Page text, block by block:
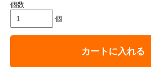
個数
個
カートに入れる